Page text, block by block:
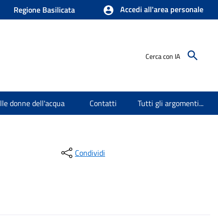
Regione Basilicata Accedi all'area personale
Cerca con IA
donne dell'acqua Contatti Tutti gli argomenti...
Condividi